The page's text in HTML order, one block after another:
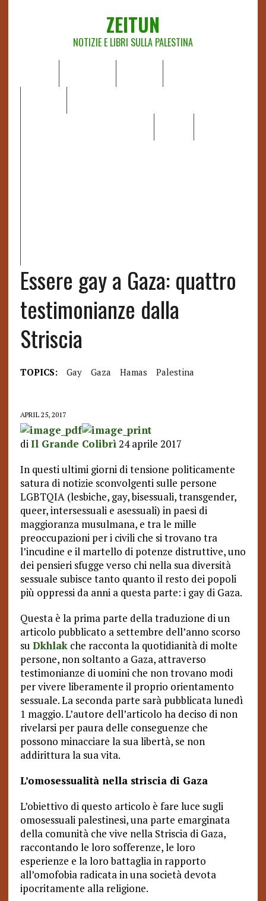
ZEITUN
NOTIZIE E LIBRI SULLA PALESTINA
Essere gay a Gaza: quattro
testimonianze dalla
Striscia
TOPICS: Gay Gaza Hamas Palestina
APRIL 25, 2017
diIl Grande Colibrì24 aprile 2017
In questi ultimi giorni di tensione politicamente
satura di notizie sconvolgenti sulle persone
LGBTQIA (lesbiche, gay, bisessuali, transgender,
queer, intersessuali e asessuali) in paesi di
maggioranza musulmana, e tra le mille
preoccupazioni per i civili che si trovano tra
l’incudine e il martello di potenze distruttive, uno
dei pensieri sfugge verso chi nella sua diversità
sessuale subisce tanto quanto il resto dei popoli
più oppressi da anni a questa parte: i gay di Gaza.
Questa è la prima parte della traduzione di un
articolo pubblicato a settembre dell’anno scorso
su Dkhlakche racconta la quotidianità di molte
persone, non soltanto a Gaza, attraverso
testimonianze di uomini che non trovano modi
per vivere liberamente il proprio orientamento
sessuale. La seconda parte sarà pubblicata lunedì
1 maggio. L’autore dell’articolo ha deciso di non
rivelarsi per paura delle conseguenze che
possono minacciare la sua libertà, se non
addirittura la sua vita.
L’omosessualità nella striscia di Gaza
L’obiettivo di questo articolo è fare luce sugli
omosessuali palestinesi, una parte emarginata
della comunità che vive nella Striscia di Gaza,
raccontando le loro sofferenze, le loro
esperienze e la loro battaglia in rapporto
all’omofobia radicata in una società devota
ipocritamente alla religione.